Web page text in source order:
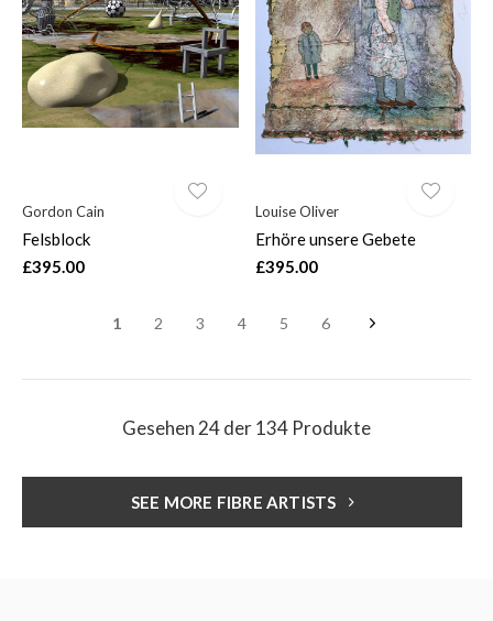
Gordon Cain
Felsblock
£395.00
Louise Oliver
Erhöre unsere Gebete
£395.00
1 2 3 4 5 6
Gesehen 24 der 134 Produkte
SEE MORE FIBRE ARTISTS